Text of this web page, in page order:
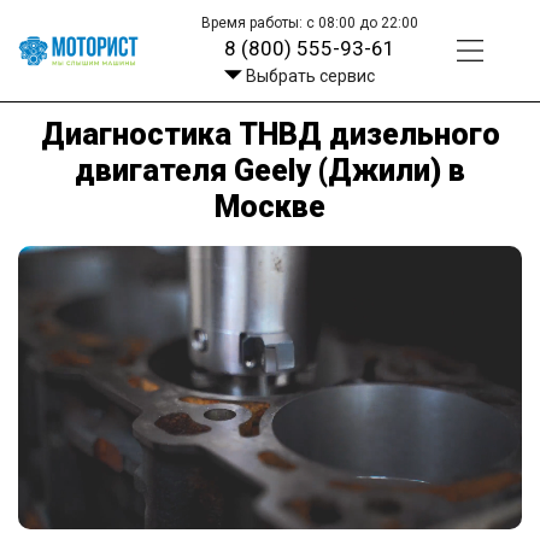
Время работы: с 08:00 до 22:00
8 (800) 555-93-61
Выбрать сервис
Диагностика ТНВД дизельного
двигателя Geely (Джили) в
Москве